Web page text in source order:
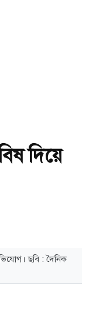
দিয়ে
ছবি : দৈনিক